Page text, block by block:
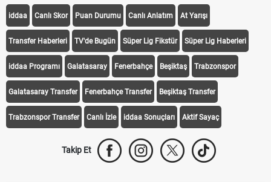
iddaa Canlı Skor Puan Durumu Canlı Anlatım At Yarışı
Transfer Haberleri TV'de Bugün Süper Lig Fikstür Süper Lig Haberleri
iddaa Programı Galatasaray Fenerbahçe Beşiktaş Trabzonspor
Galatasaray Transfer Fenerbahçe Transfer Beşiktaş Transfer
Trabzonspor Transfer Canlı İzle iddaa Sonuçları Aktif Sayaç
Takip Et